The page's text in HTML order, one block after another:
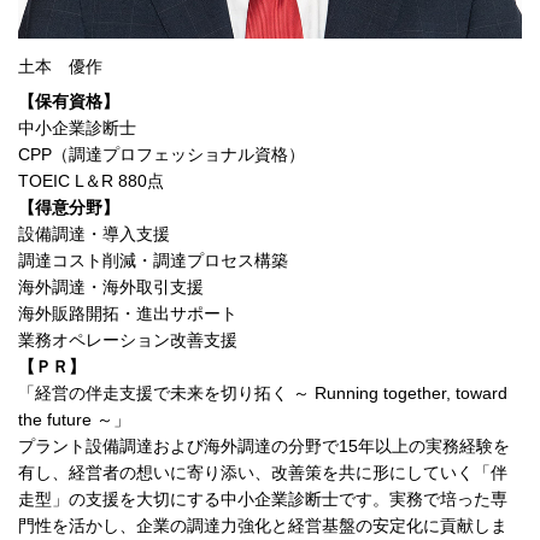
土本 優作
【保有資格】
中小企業診断士
CPP（調達プロフェッショナル資格）
TOEIC L＆R 880点
【得意分野】
設備調達・導入支援
調達コスト削減・調達プロセス構築
海外調達・海外取引支援
海外販路開拓・進出サポート
業務オペレーション改善支援
【ＰＲ】
「経営の伴走支援で未来を切り拓く ～ Running together, toward
the future ～」
プラント設備調達および海外調達の分野で15年以上の実務経験を
有し、経営者の想いに寄り添い、改善策を共に形にしていく「伴
走型」の支援を大切にする中小企業診断士です。実務で培った専
門性を活かし、企業の調達力強化と経営基盤の安定化に貢献しま